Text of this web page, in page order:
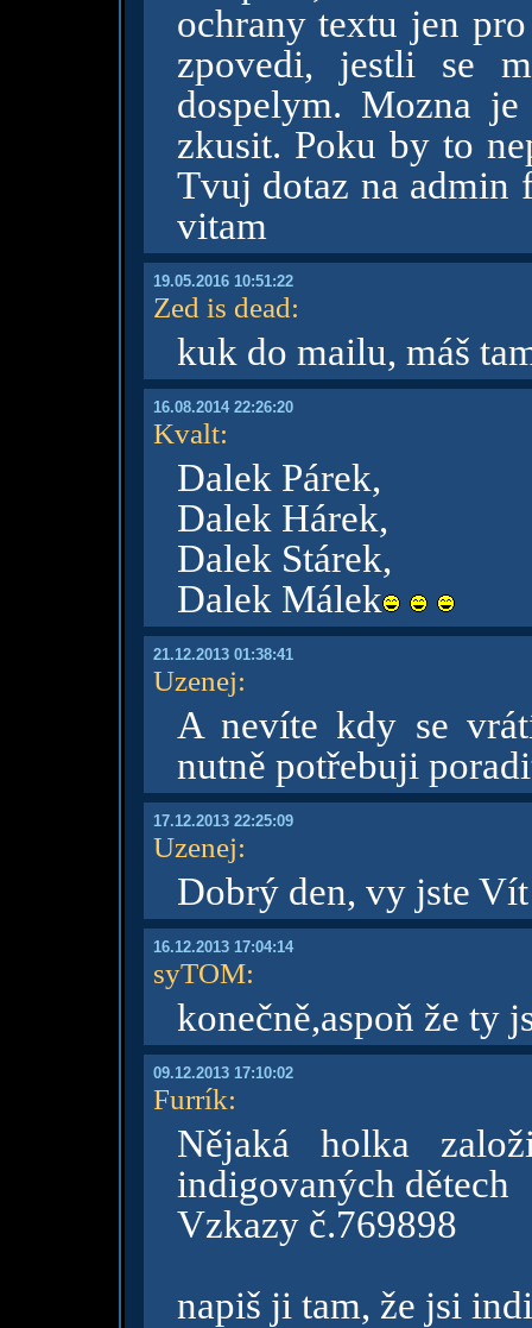
ochrany textu jen
zpovedi, jestli se
dospelym. Mozna
zkusit. Poku by to
Tvuj dotaz na admin
vitam
19.05.2016 10:51:22
Zed is dead:
kuk do mailu, máš
16.08.2014 22:26:20
Kvalt:
Dalek Párek,
Dalek Hárek,
Dalek Stárek,
Dalek Málek
21.12.2013 01:38:41
Uzenej:
A nevíte kdy se
nutně potřebuji
17.12.2013 22:25:09
Uzenej:
Dobrý den, vy jste
16.12.2013 17:04:14
syTOM:
konečně,aspoň že ty
09.12.2013 17:10:02
Furrík:
Nějaká holka
indigovaných dětech
Vzkazy č.769898
napiš ji tam, že jsi